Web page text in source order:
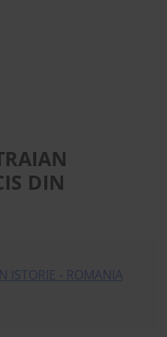
DIN
ISTORIE - ROMANIA